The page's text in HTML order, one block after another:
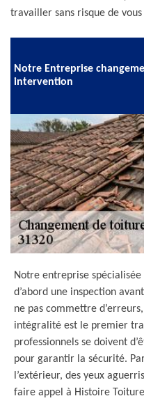
travailler sans risque de vous
Notre Entreprise
intervention
Notre entreprise
d’abord une inspection
ne pas commettre
intégralité est le premier
professionnels se doivent
pour garantir la sécurité.
l’extérieur, des yeux
faire appel à Histoire